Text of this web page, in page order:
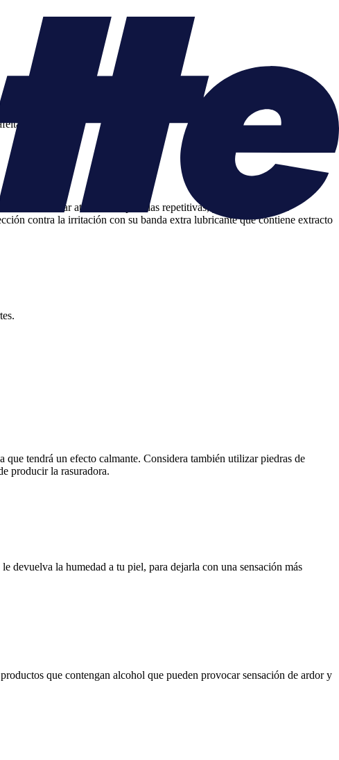
debes estar atento a las pasadas repetitivas, ya que reducen la
contra la irritación con su banda extra lubricante que contiene extracto
tendrá un efecto calmante. Considera también utilizar piedras de
producir la rasuradora.
devuelva la humedad a tu piel, para dejarla con una sensación más
que contengan alcohol que pueden provocar sensación de ardor y